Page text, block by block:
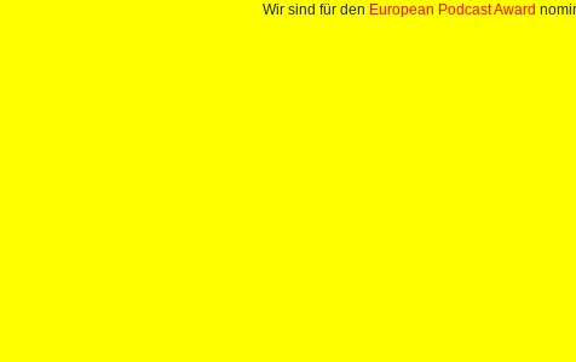
Wir sind für den European Podcast Award